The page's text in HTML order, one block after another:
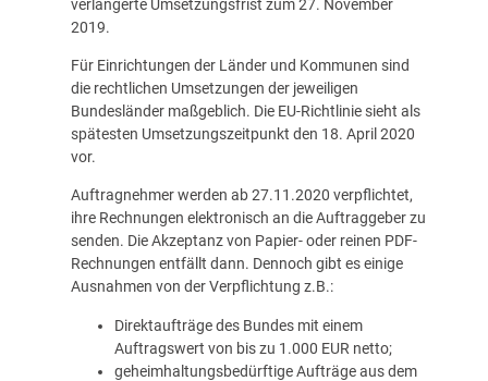
verlängerte Umsetzungsfrist zum 27. November
2019.
Für Einrichtungen der Länder und Kommunen sind
die rechtlichen Umsetzungen der jeweiligen
Bundesländer maßgeblich. Die EU-Richtlinie sieht als
spätesten Umsetzungszeitpunkt den 18. April 2020
vor.
Auftragnehmer werden ab 27.11.2020 verpflichtet,
ihre Rechnungen elektronisch an die Auftraggeber zu
senden. Die Akzeptanz von Papier- oder reinen PDF-
Rechnungen entfällt dann. Dennoch gibt es einige
Ausnahmen von der Verpflichtung z.B.:
Direktaufträge des Bundes mit einem
Auftragswert von bis zu 1.000 EUR netto;
geheimhaltungsbedürftige Aufträge aus dem